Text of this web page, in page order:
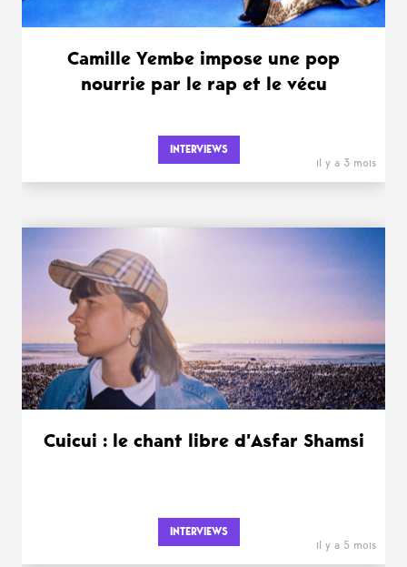
Camille Yembe impose une pop
nourrie par le rap et le vécu
INTERVIEWS
il y a 3 mois
Cuicui : le chant libre d’Asfar Shamsi
INTERVIEWS
il y a 5 mois